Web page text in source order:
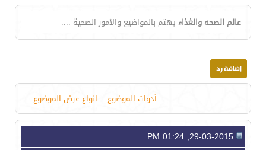
عالم الصحه والغذاء يهتم بالمواضيع والأمور الصحية ....
أدوات الموضوع انواع عرض الموضوع